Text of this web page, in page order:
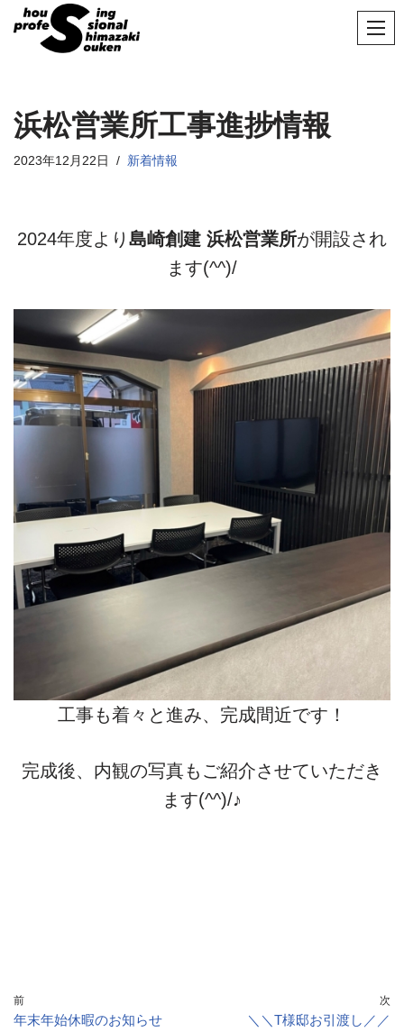
ン
ツ
へ
プ
浜松営業所工事進捗情報
2023年12月22日 新着情報
2024年度より 島崎創建 浜松営業所が開設され
ます(^^)/
工事も着々と進み、完成間近です！
完成後、内観の写真もご紹介させていただき
ます(^^)/♪
前
年末年始休暇のお知らせ
次
＼＼T様邸お引渡し／／